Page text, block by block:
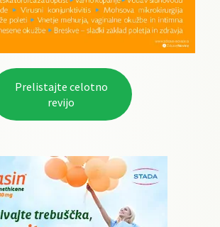
Prelistajte celotno
revijo